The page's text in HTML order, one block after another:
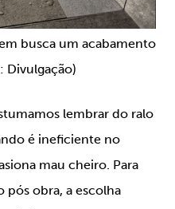
busca um acabamento
Divulgação)
lembrar do ralo
é ineficiente no
mau cheiro. Para
pós obra, a escolha